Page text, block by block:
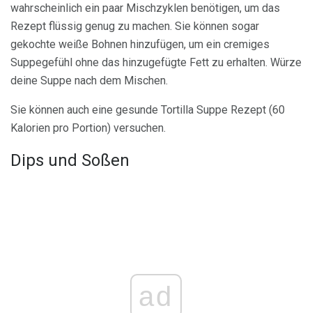
wahrscheinlich ein paar Mischzyklen benötigen, um das
Rezept flüssig genug zu machen. Sie können sogar
gekochte weiße Bohnen hinzufügen, um ein cremiges
Suppegefühl ohne das hinzugefügte Fett zu erhalten. Würze
deine Suppe nach dem Mischen.
Sie können auch eine gesunde Tortilla Suppe Rezept (60
Kalorien pro Portion) versuchen.
Dips und Soßen
ad